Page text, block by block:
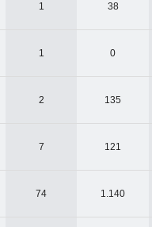
1 38
1 0
2 135
7 121
74 1.140